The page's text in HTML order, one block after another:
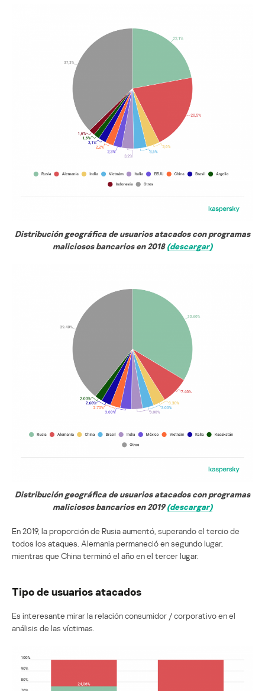
Distribución geográfica de usuarios atacados con programas
maliciosos bancarios en 2018(descargar)
Distribución geográfica de usuarios atacados con programas
maliciosos bancarios en 2019(descargar)
En 2019, la proporción de Rusia aumentó, superando el tercio de
todos los ataques. Alemania permaneció en segundo lugar,
mientras que China terminó el año en el tercer lugar.
Tipo de usuarios atacados
Es interesante mirar la relación consumidor / corporativo en el
análisis de las víctimas.